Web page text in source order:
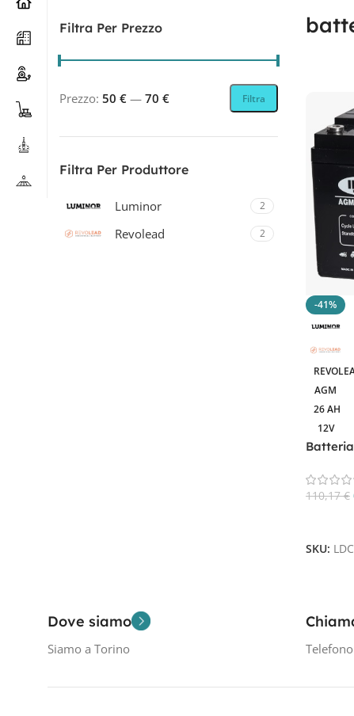
Filtra Per Prezzo
Filtra
Prezzo: 50 € — 70 €
Filtra Per Produttore
Luminor 2
Revolead 2
-41%
AGM
26 AH
12V
Batteria
110,17€
SKU:
Dove siamo
Siamo a Torino Telefono